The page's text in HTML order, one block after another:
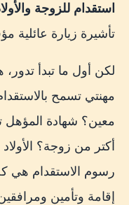
راجع الترتيب قبل
هل يلزم توثيق
ماذا لو الزواج
خطوات تقديم طلب
استقدام للزوجة
تأشيرة زيارة عائلية
لكن أول ما تبدأ
مهنتي تسمح
معين؟ شهادة المؤهل
أكتر من زوجة؟
رسوم الاستقدام هي
إقامة وتأمين